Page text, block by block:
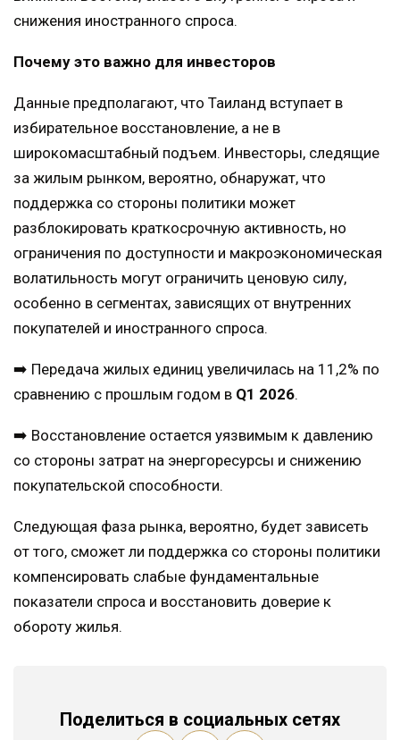
снижения иностранного спроса.
Почему это важно для инвесторов
Данные предполагают, что Таиланд вступает в
избирательное восстановление, а не в
широкомасштабный подъем. Инвесторы, следящие
за жилым рынком, вероятно, обнаружат, что
поддержка со стороны политики может
разблокировать краткосрочную активность, но
ограничения по доступности и макроэкономическая
волатильность могут ограничить ценовую силу,
особенно в сегментах, зависящих от внутренних
покупателей и иностранного спроса.
➡️ Передача жилых единиц увеличилась на 11,2% по
сравнению с прошлым годом в Q1 2026.
➡️ Восстановление остается уязвимым к давлению
со стороны затрат на энергоресурсы и снижению
покупательской способности.
Следующая фаза рынка, вероятно, будет зависеть
от того, сможет ли поддержка со стороны политики
компенсировать слабые фундаментальные
показатели спроса и восстановить доверие к
обороту жилья.
Поделиться в социальных сетях